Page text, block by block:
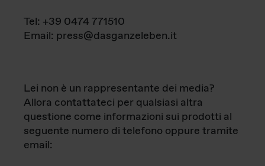
Tel: +39 0474 771510
Email: press@dasganzeleben.it
Lei non è un rappresentante dei media?
Allora contattateci per qualsiasi altra
questione come informazioni sui prodotti al
seguente numero di telefono oppure tramite
email: